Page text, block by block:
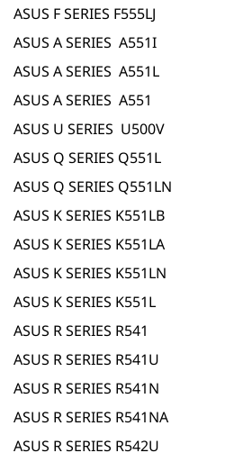
ASUS F SERIES F555LJ
ASUS A SERIES A551I
ASUS A SERIES A551L
ASUS A SERIES A551
ASUS U SERIES U500V
ASUS Q SERIES Q551L
ASUS Q SERIES Q551LN
ASUS K SERIES K551LB
ASUS K SERIES K551LA
ASUS K SERIES K551LN
ASUS K SERIES K551L
ASUS R SERIES R541
ASUS R SERIES R541U
ASUS R SERIES R541N
ASUS R SERIES R541NA
ASUS R SERIES R542U